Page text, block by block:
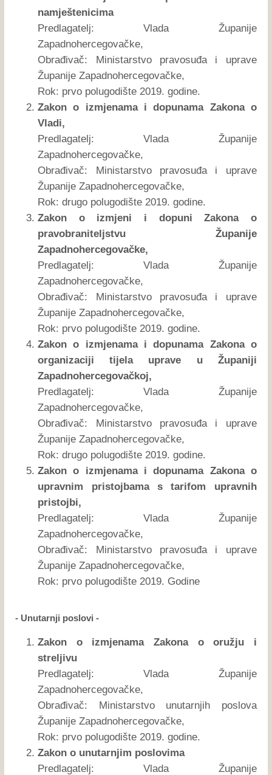
namještenicima
Predlagatelj: Vlada Županije
Zapadnohercegovačke,
Obrađivač: Ministarstvo pravosuđa i uprave
Županije Zapadnohercegovačke,
Rok: prvo polugodište 2019. godine.
Zakon o izmjenama i dopunama Zakona o
Vladi,
Predlagatelj: Vlada Županije
Zapadnohercegovačke,
Obrađivač: Ministarstvo pravosuđa i uprave
Županije Zapadnohercegovačke,
Rok: drugo polugodište 2019. godine.
Zakon o izmjeni i dopuni Zakona o
pravobraniteljstvu Županije
Zapadnohercegovačke,
Predlagatelj: Vlada Županije
Zapadnohercegovačke,
Obrađivač: Ministarstvo pravosuđa i uprave
Županije Zapadnohercegovačke,
Rok: prvo polugodište 2019. godine.
Zakon o izmjenama i dopunama Zakona o
organizaciji tijela uprave u Županiji
Zapadnohercegovačkoj,
Predlagatelj: Vlada Županije
Zapadnohercegovačke,
Obrađivač: Ministarstvo pravosuđa i uprave
Županije Zapadnohercegovačke,
Rok: drugo polugodište 2019. godine.
Zakon o izmjenama i dopunama Zakona o
upravnim pristojbama s tarifom upravnih
pristojbi,
Predlagatelj: Vlada Županije
Zapadnohercegovačke,
Obrađivač: Ministarstvo pravosuđa i uprave
Županije Zapadnohercegovačke,
Rok: prvo polugodište 2019. Godine
- Unutarnji poslovi -
Zakon o izmjenama Zakona o oružju i
streljivu
Predlagatelj: Vlada Županije
Zapadnohercegovačke,
Obrađivač: Ministarstvo unutarnjih poslova
Županije Zapadnohercegovačke,
Rok: prvo polugodište 2019. godine.
Zakon o unutarnjim poslovima
Predlagatelj: Vlada Županije